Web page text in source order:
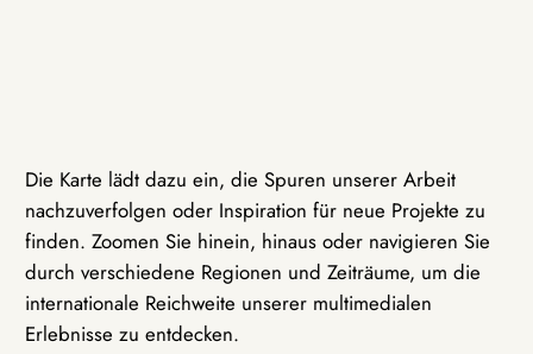
Die Karte lädt dazu ein, die Spuren unserer Arbeit
nachzuverfolgen oder Inspiration für neue Projekte zu
finden. Zoomen Sie hinein, hinaus oder navigieren Sie
durch verschiedene Regionen und Zeiträume, um die
internationale Reichweite unserer multimedialen
Erlebnisse zu entdecken.